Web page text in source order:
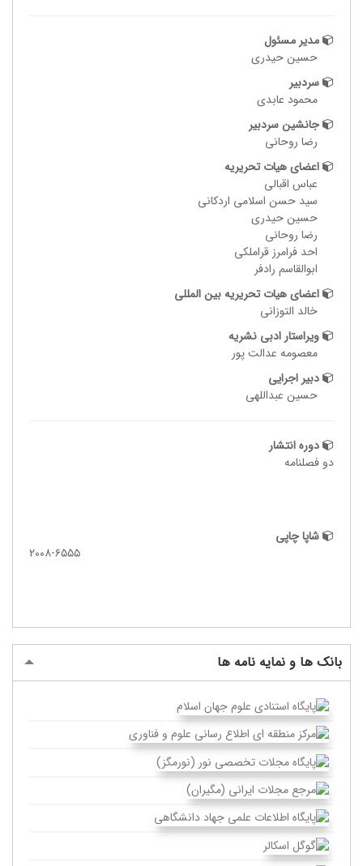
مدیر مسئول
حسین حیدری
سردبیر
محمود عابدی
جانشین سردبیر
رضا روحانی
اعضای هیات تحریریه
عباس اقبالی
سید حسن اسلامی اردکانی
حسین حیدری
رضا روحانی
احد فرامرز قراملکی
ابوالقاسم رادفر
اعضای هیات تحریریه بین المللی
خالد التوزانی
ویراستار ادبی نشریه
معصومه عدالت پور
دبیر اجرایی
حسین عبداللهی
دوره انتشار
دو فصلنامه
شاپا چاپی
۲۰۰۸-۶۵۵۵
بانک ها و نمایه نامه ها